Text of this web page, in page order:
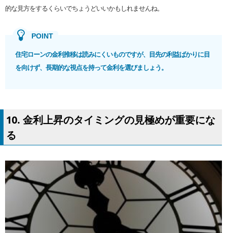
的な見方をするくらいでちょうどいいかもしれませんね。
住宅ローンの金利推移は読みにくいものですが、目先の利益ばかりに目
を向けず、長期的な視点を持って金利を選びましょう。
10. 金利上昇のタイミングの見極めが重要にな
る